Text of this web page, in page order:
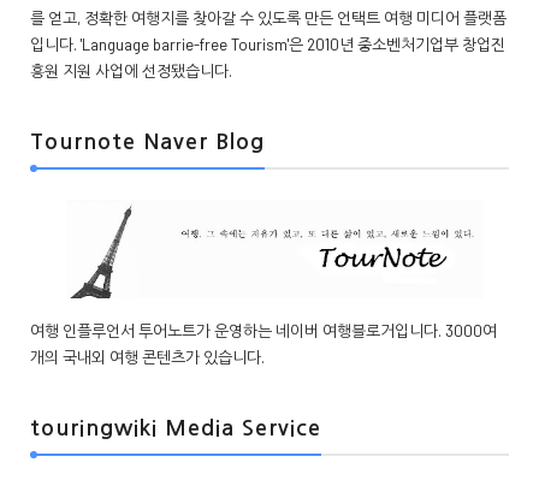
를 얻고, 정확한 여행지를 찾아갈 수 있도록 만든 언택트 여행 미디어 플랫폼
입니다. 'Language barrie-free Tourism'은 2010년 중소벤처기업부 창업진
흥원 지원 사업에 선정됐습니다.
Tournote Naver Blog
여행 인플루언서 투어노트가 운영하는 네이버 여행블로거입니다. 3000여
개의 국내외 여행 콘텐츠가 있습니다.
touringwiki Media Service